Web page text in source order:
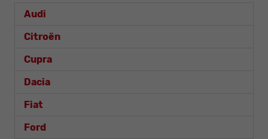
Audi
Citroën
Cupra
Dacia
Fiat
Ford